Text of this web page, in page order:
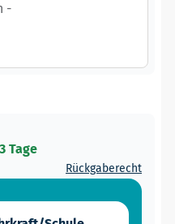
-
Tage
Rückgaberecht